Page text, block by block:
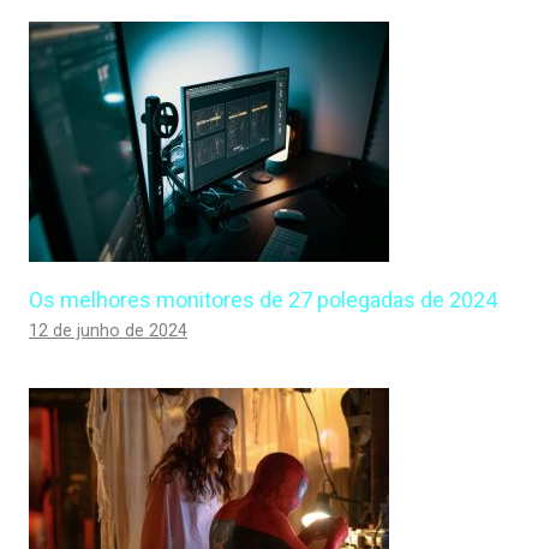
Os melhores monitores de 27 polegadas de 2024
12 de junho de 2024